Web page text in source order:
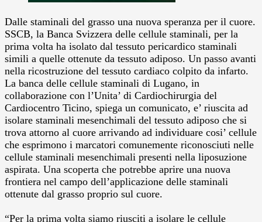
Dalle staminali del grasso una nuova speranza per il cuore.
SSCB, la Banca Svizzera delle cellule staminali, per la
prima volta ha isolato dal tessuto pericardico staminali
simili a quelle ottenute da tessuto adiposo. Un passo avanti
nella ricostruzione del tessuto cardiaco colpito da infarto.
La banca delle cellule staminali di Lugano, in
collaborazione con l’Unita’ di Cardiochirurgia del
Cardiocentro Ticino, spiega un comunicato, e’ riuscita ad
isolare staminali mesenchimali del tessuto adiposo che si
trova attorno al cuore arrivando ad individuare cosi’ cellule
che esprimono i marcatori comunemente riconosciuti nelle
cellule staminali mesenchimali presenti nella liposuzione
aspirata. Una scoperta che potrebbe aprire una nuova
frontiera nel campo dell’applicazione delle staminali
ottenute dal grasso proprio sul cuore.
“Per la prima volta siamo riusciti a isolare le cellule